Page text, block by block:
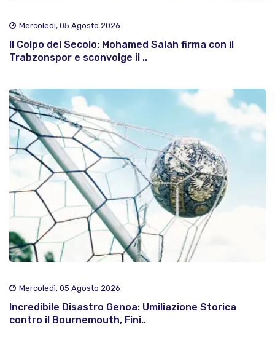
Mercoledì, 05 Agosto 2026
Il Colpo del Secolo: Mohamed Salah firma con il
Trabzonspor e sconvolge il ..
Mercoledì, 05 Agosto 2026
Incredibile Disastro Genoa: Umiliazione Storica
contro il Bournemouth, Fini..